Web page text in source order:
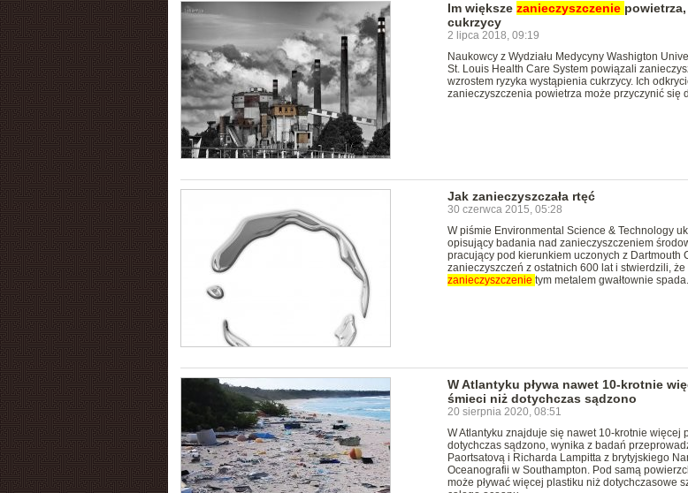
Im większe zanieczyszczenie
cukrzycy
2 lipca 2018, 09:19
Naukowcy z Wydziału Medycyny Washigton
St. Louis Health Care System powiązali
wzrostem ryzyka wystąpienia cukrzycy. Ich
zanieczyszczenia powietrza może przyczynić się
Jak zanieczyszczała rtęć
30 czerwca 2015, 05:28
W piśmie Environmental Science & Technology
opisujący badania nad zanieczyszczeniem
pracujący pod kierunkiem uczonych z Dartmouth
zanieczyszczeń z ostatnich 600 lat i stwierdzili,
zanieczyszczenie tym metalem gwałtownie spada.
W Atlantyku pływa nawet 10-krotnie
śmieci niż dotychczas sądzono
20 sierpnia 2020, 08:51
W Atlantyku znajduje się nawet 10-krotnie więcej
dotychczas sądzono, wynika z badań
Paortsatovą i Richarda Lampitta z brytyjskiego
Oceanografii w Southampton. Pod samą
może pływać więcej plastiku niż dotychczasowe